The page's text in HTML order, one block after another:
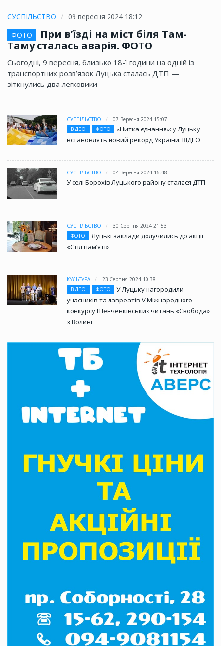
СУСПІЛЬСТВО
09 вересня 2024 18:12
ФОТО
При в’їзді на міст біля Там-
Таму сталась аварія. ФОТО
Сьогодні, 9 вересня, близько 18-ї години на одній із
транспортних розв’язок Луцька сталась ДТП —
зіткнулись два легковики
СУСПІЛЬСТВО
07 Вересня 2024 15:07
ВІДЕО
ФОТО
«Нитка єднання»: у Луцьку
встановлять новий рекорд України. ВІДЕО
СУСПІЛЬСТВО 04 Вересня 2024 16:48
У селі Борохів Луцького району сталася ДТП
СУСПІЛЬСТВО
30 Серпня 2024 21:53
ФОТО
Луцькі заклади долучились до акції
«Стіл памʼяті»
КУЛЬТУРА
23 Серпня 2024 10:38
ВІДЕО
ФОТО
У Луцьку нагородили
учасників та лавреатів V Міжнародного
конкурсу Шевченківських читань «Свобода»
з Волині